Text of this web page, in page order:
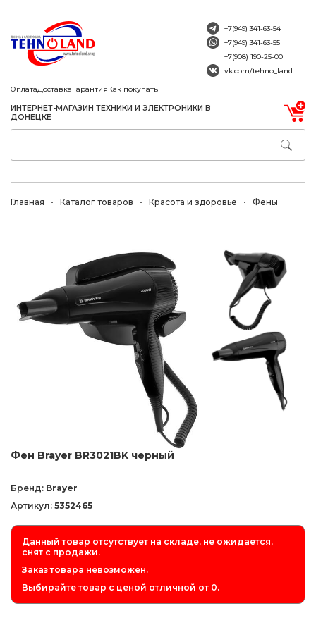
ОплатаДоставкаГарантияКак покупать
ИНТЕРНЕТ-МАГАЗИН ТЕХНИКИ И ЭЛЕКТРОНИКИ В
ДОНЕЦКЕ
+7(949) 341-63-54
+7(949) 341-63-55
+7(908) 190-25-00
vk.com/tehno_land
Главная Каталог товаров Красота и здоровье Фены
Фен Brayer BR3021BK черный
Бренд: Brayer
Артикул: 5352465
Данный товар отсутствует на складе, не ожидается,
снят с продажи.
Заказ товара невозможен.
Выбирайте товар с ценой отличной от 0.